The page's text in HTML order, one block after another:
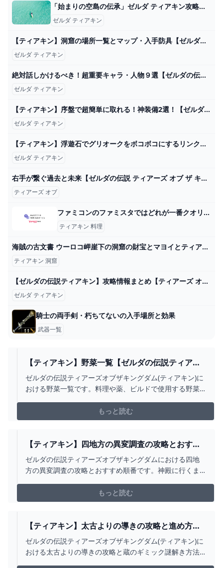
「始まりの空島の伝承」ゼルダ ティアキン攻略「エピソードチャレンジ編」【ゼルダの伝説ティアーズオブザキングダム攻略】 GameGamingGames
ゼルダ ティアキン
【ティアキン】洞窟の場所一覧とマップ・入手防具【ゼルダの伝説ティアーズオブザキングダム】 - ゲームウィズ
ゼルダ ティアキン
絶対話しかけるべき！超重要キャラ・人物９選【ゼルダの伝説ティアーズオブザキングダム】 - YouTube
ゼルダ ティアキン
【ティアキン】序盤で超簡単に取れる！神装備2選！【ゼルダの伝説】 - YouTube
ゼルダ ティアキン
【ティアキン】浮遊石でグリオークをボコボコにするリンク【ゼルダの伝説 ティアーズ オブ ザ キングダム】 - YouTube
ゼルダ ティアキン
右手が繋ぐ過去と未来【ゼルダの伝説 ティアーズ オブ ザ キングダム】＃８８(終) - YouTube
ティアーズ オブ
ファミコンのファミスタではどれが一番クオリティが高いですか？ - Yahoo!知恵袋
ティアキン 料理
海賊の古文書 ウーロコ岬崖下の洞窟の財宝とマヨイとティアキン最強弓 とあるゲームブログの軌跡
ティアキン 洞窟
【ゼルダの伝説ティアキン】攻略情報まとめ【ティアーズ オブ ザ キングダム】 ゲーム・エンタメ最新情報のファミ通.com
ゼルダ ティアキン
騎士の両手剣・朽ちてないの入手場所と効果
武器一覧
【ティアキン】野菜一覧【ゼルダの伝説ティアー
ズオブザキングダム】 - ゲームウィズ
ゼルダの伝説ティアーズオブザキングダム(ティアキン)に
おける野菜一覧です。料理や薬、ビルドで使用する野菜
もっと読む
【ティアキン】四地方の異変調査の攻略とおすす
め順【ゼルダの伝説ティアーズオブザキングダ
ム】 - ゲームウィズ
ゼルダの伝説ティアーズオブザキングダムにおける四地
方の異変調査の攻略とおすすめ順番です。神殿に行くま
すめ順を掲載しているので、ティアキン四地方の異変調
査攻略の参考どうぞ。
もっと読む
【ティアキン】太古よりの導きの攻略と進め方
【ゼルダの伝説ティアーズオブザキングダム】 -
ゲームウィズ
ゼルダの伝説ティアーズオブザキングダム(ティアキン)に
おける太古よりの導きの攻略と蔵のギミック謎解き方法